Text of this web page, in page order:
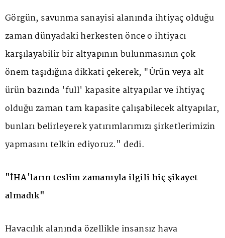
Görgün, savunma sanayisi alanında ihtiyaç olduğu
zaman dünyadaki herkesten önce o ihtiyacı
karşılayabilir bir altyapının bulunmasının çok
önem taşıdığına dikkati çekerek, "Ürün veya alt
ürün bazında 'full' kapasite altyapılar ve ihtiyaç
olduğu zaman tam kapasite çalışabilecek altyapılar,
bunları belirleyerek yatırımlarımızı şirketlerimizin
yapmasını telkin ediyoruz." dedi.
"İHA'ların teslim zamanıyla ilgili hiç şikayet
almadık"
Havacılık alanında özellikle insansız hava